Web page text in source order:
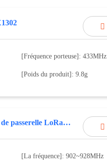

[Fréquence porteuse]: 433MHz
[Poids du produit]: 9.8g

Module de passerelle LoRa, SX1302
[La fréquence]: 902~928MHz